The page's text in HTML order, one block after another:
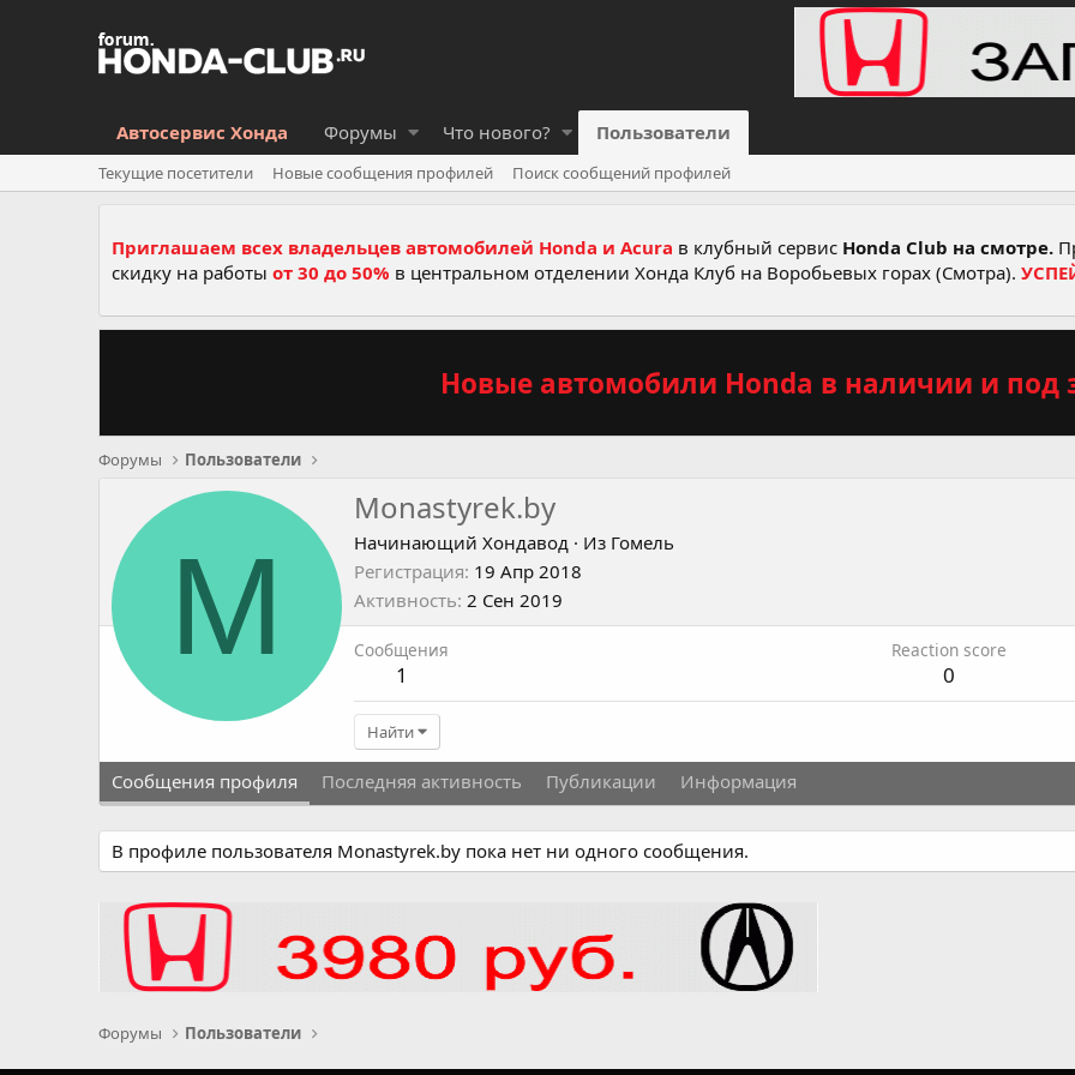
Автосервис Хонда Форумы Что нового? Пользователи
Текущие посетители Новые сообщения профилей Поиск сообщений профилей
Приглашаем всех владельцев автомобилей Honda и Acura в клубный сервис Honda Club на смотре.
скидку на работы от 30 до 50% в центральном отделении Хонда Клуб на Воробьевых горах (Смотра).
Новые автомобили Honda в наличии и под
Форумы Пользователи
M
Monastyrek.by
Начинающий Хондавод · Из Гомель
Регистрация 19 Апр 2018
Активность 2 Сен 2019
Сообщения
1
Reaction score
0
Найти
Сообщения профиля Последняя активность Публикации Информация
В профиле пользователя Monastyrek.by пока нет ни одного сообщения.
Форумы Пользователи